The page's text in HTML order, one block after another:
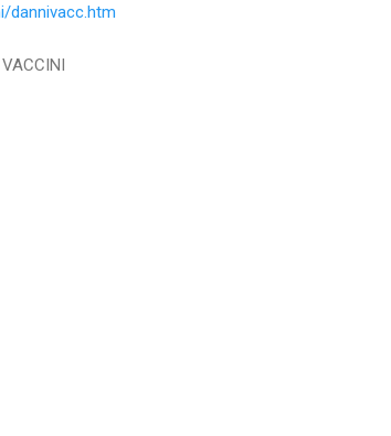
dannivacc.htm